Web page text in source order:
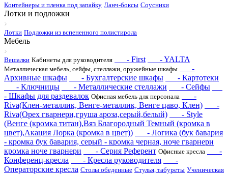
Контейнеры и пленка под запайку Ланч-боксы Соусники
Лотки и подложки
Лотки Подложки из вспененного полистирола
Мебель
Вешалки Кабинеты для руководителя - First - YALTA
Металлическая мебель, сейфы, стеллажи, оружейные шкафы
-
Архивные шкафы
- Бухгалтерские шкафы
- Картотеки
- Ключницы
- Металлические стеллажи
- Сейфы
- Шкафы для раздевалок Офисная мебель для персонала
-
Riva(Клен-металлик, Венге-металлик, Венге цаво, Клен)
-
Riva(Орех гварнери,груша ароза,серый,белый)
- Style
(Венге (кромка титан),Вяз Благородный Темный (кромка в
цвет),Акация Лорка (кромка в цвет))
- Логика (бук бавария
- кромка бук бавария, серый - кромка черная, ноче гварнери
кромка ноче гварнери
- Серия Референт Офисные кресла
-
Конференц-кресла
- Кресла руководителя
-
Операторские кресла Столы обеденные Стулья, табуреты Ученическая